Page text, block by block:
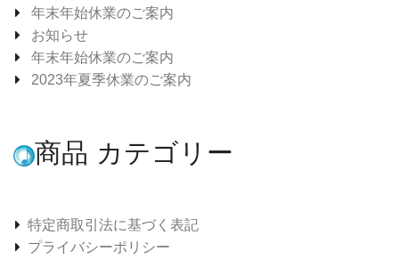
年末年始休業のご案内
お知らせ
年末年始休業のご案内
2023年夏季休業のご案内
商品 カテゴリー
特定商取引法に基づく表記
プライバシーポリシー